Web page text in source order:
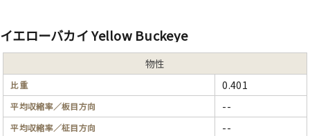
イエローバカイ Yellow Buckeye
物性
比重 0.401
平均収縮率／板目方向 --
平均収縮率／柾目方向 --